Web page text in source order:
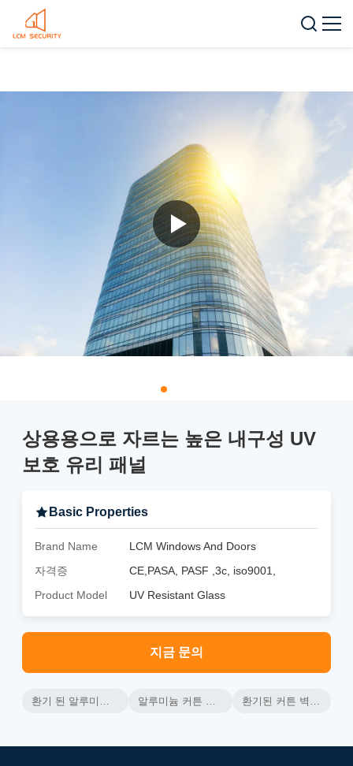
상용용으로 자르는 높은 내구성 UV
보호 유리 패널
Basic Properties
Brand Name
LCM Windows And Doors
자격증
CE,PASA, PASF ,3c, iso9001,
Product Model
UV Resistant Glass
지금 문의
환기 된 알루미늄 커튼 벽 알루미늄 커튼 벽 프레임 환기된 커튼 벽 열 단열